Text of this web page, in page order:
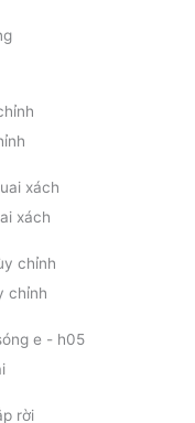
xách
chỉnh